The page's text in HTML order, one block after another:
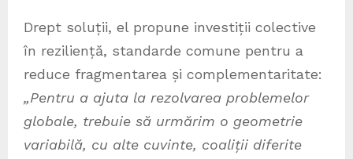
Drept soluții, el propune investiții colective
în reziliență, standarde comune pentru a
reduce fragmentarea și complementaritate:
„Pentru a ajuta la rezolvarea problemelor
globale, trebuie să urmărim o geometrie
variabilă, cu alte cuvinte, coaliții diferite